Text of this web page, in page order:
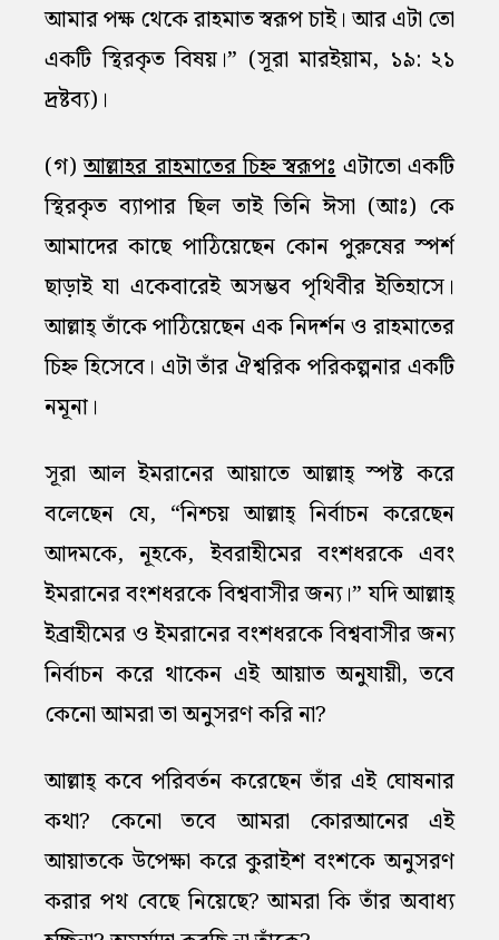
আমার পক্ষ থেকে রাহমাত স্বরূপ চাই। আর এটা তো
একটি স্থিরকৃত বিষয়।” (সূরা মারইয়াম, ১৯: ২১
দ্রষ্টব্য)।
(গ)আল্লাহর রাহমাতের চিহ্ন স্বরূপঃএটাতো একটি
স্থিরকৃত ব্যাপার ছিল তাই তিনি ঈসা (আঃ) কে
আমাদের কাছে পাঠিয়েছেন কোন পুরুষের স্পর্শ
ছাড়াই যা একেবারেই অসম্ভব পৃথিবীর ইতিহাসে।
আল্লাহ্‌ তাঁকে পাঠিয়েছেন এক নিদর্শন ও রাহমাতের
চিহ্ন হিসেবে। এটা তাঁর ঐশ্বরিক পরিকল্পনার একটি
নমূনা।
সূরা আল ইমরানের আয়াতে আল্লাহ্‌ স্পষ্ট করে
বলেছেন যে, “নিশ্চয় আল্লাহ্‌ নির্বাচন করেছেন
আদমকে, নূহকে, ইবরাহীমের বংশধরকে এবং
ইমরানের বংশধরকে বিশ্ববাসীর জন্য।” যদি আল্লাহ্‌
ইব্রাহীমের ও ইমরানের বংশধরকে বিশ্ববাসীর জন্য
নির্বাচন করে থাকেন এই আয়াত অনুযায়ী, তবে
কেনো আমরা তা অনুসরণ করি না?
আল্লাহ্‌ কবে পরিবর্তন করেছেন তাঁর এই ঘোষনার
কথা? কেনো তবে আমরা কোরআনের এই
আয়াতকে উপেক্ষা করে কুরাইশ বংশকে অনুসরণ
করার পথ বেছে নিয়েছে? আমরা কি তাঁর অবাধ্য